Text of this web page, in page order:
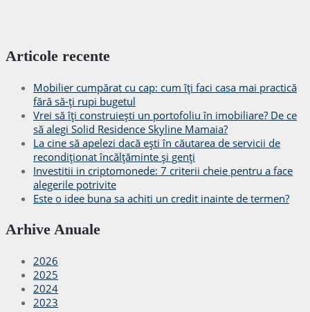
Articole recente
Mobilier cumpărat cu cap: cum îți faci casa mai practică
fără să-ți rupi bugetul
Vrei să îți construiești un portofoliu în imobiliare? De ce
să alegi Solid Residence Skyline Mamaia?
La cine să apelezi dacă ești în căutarea de servicii de
recondiționat încălțăminte și genți
Investitii in criptomonede: 7 criterii cheie pentru a face
alegerile potrivite
Este o idee buna sa achiti un credit inainte de termen?
Arhive Anuale
2026
2025
2024
2023